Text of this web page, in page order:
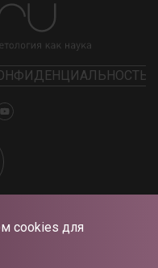
cookies для